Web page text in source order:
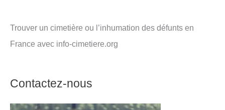
Trouver un cimetière ou l’inhumation des défunts en
France avec info-cimetiere.org
Contactez-nous